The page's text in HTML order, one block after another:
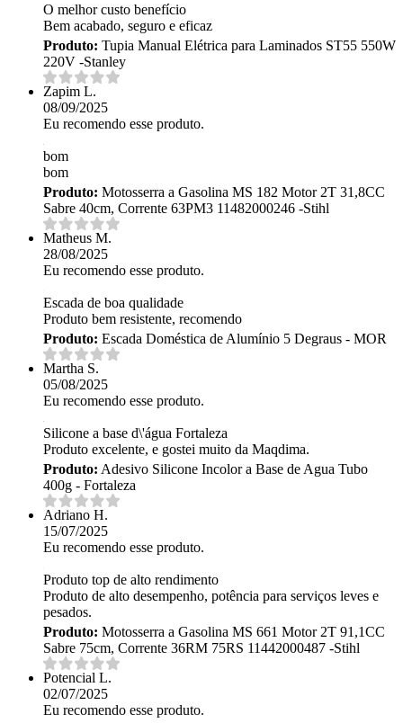
O melhor custo benefício
Bem acabado, seguro e eficaz
Produto: Tupia Manual Elétrica para Laminados ST55 550W
220V -Stanley
Zapim L.
08/09/2025
Eu recomendo esse produto.
bom
bom
Produto: Motosserra a Gasolina MS 182 Motor 2T 31,8CC
Sabre 40cm, Corrente 63PM3 11482000246 -Stihl
Matheus M.
28/08/2025
Eu recomendo esse produto.
Escada de boa qualidade
Produto bem resistente, recomendo
Produto: Escada Doméstica de Alumínio 5 Degraus - MOR
Martha S.
05/08/2025
Eu recomendo esse produto.
Silicone a base d\'água Fortaleza
Produto excelente, e gostei muito da Maqdima.
Produto: Adesivo Silicone Incolor a Base de Agua Tubo
400g - Fortaleza
Adriano H.
15/07/2025
Eu recomendo esse produto.
Produto top de alto rendimento
Produto de alto desempenho, potência para serviços leves e
pesados.
Produto: Motosserra a Gasolina MS 661 Motor 2T 91,1CC
Sabre 75cm, Corrente 36RM 75RS 11442000487 -Stihl
Potencial L.
02/07/2025
Eu recomendo esse produto.